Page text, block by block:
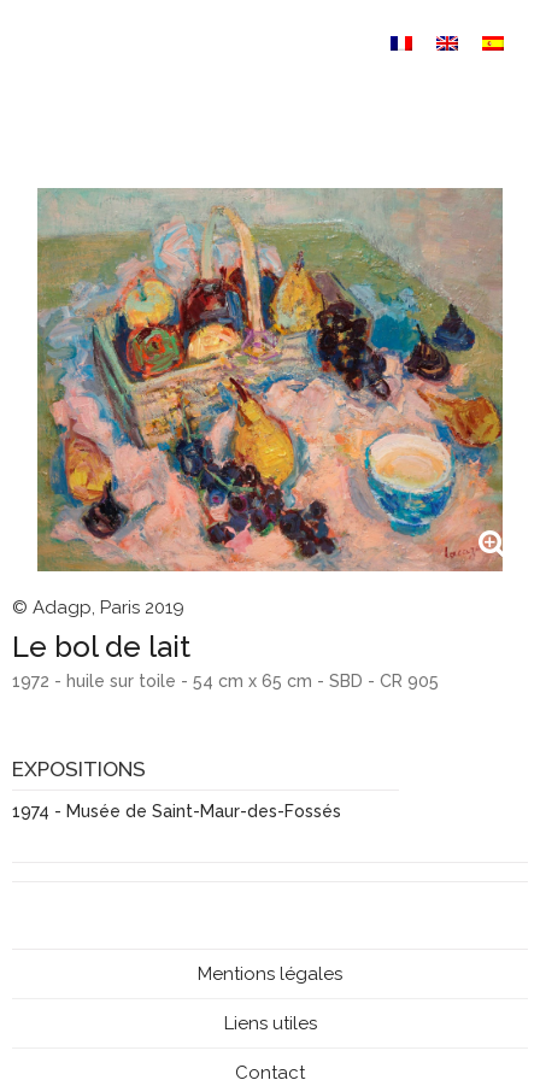
© Adagp, Paris 2019
Le bol de lait
1972 - huile sur toile - 54 cm x 65 cm - SBD - CR 905
EXPOSITIONS
1974 - Musée de Saint-Maur-des-Fossés
Mentions légales
Liens utiles
Contact